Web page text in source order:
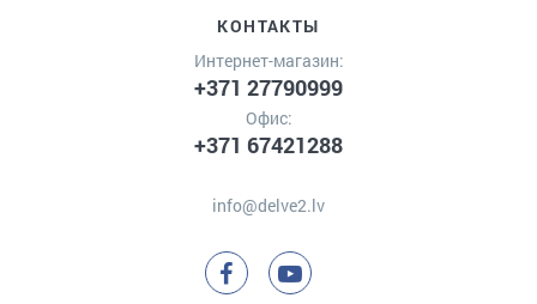
КОНТАКТЫ
Интернет-магазин:
+371 27790999
Офис:
+371 67421288
info@delve2.lv